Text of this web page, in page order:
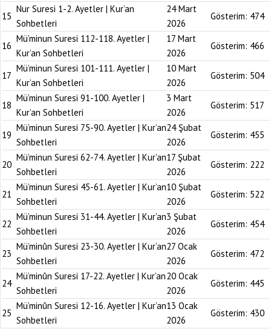
15
Nur Suresi 1-2. Ayetler | Kur’an
Sohbetleri
24 Mart
2026
Gösterim: 474
16
Mü’minun Suresi 112-118. Ayetler |
Kur’an Sohbetleri
17 Mart
2026
Gösterim: 466
17
Mü’minun Suresi 101-111. Ayetler |
Kur’an Sohbetleri
10 Mart
2026
Gösterim: 504
18
Mü’minun Suresi 91-100. Ayetler |
Kur’an Sohbetleri
3 Mart
2026
Gösterim: 517
19
Mü’minun Suresi 75-90. Ayetler | Kur’an
Sohbetleri
24 Şubat
2026
Gösterim: 455
20
Mü’minun Suresi 62-74. Ayetler | Kur’an
Sohbetleri
17 Şubat
2026
Gösterim: 222
21
Mü’minun Suresi 45-61. Ayetler | Kur’an
Sohbetleri
10 Şubat
2026
Gösterim: 522
22
Mü’minun Suresi 31-44. Ayetler | Kur’an
Sohbetleri
3 Şubat
2026
Gösterim: 454
23
Mü’minûn Suresi 23-30. Ayetler | Kur’an
Sohbetleri
27 Ocak
2026
Gösterim: 472
24
Mü’minûn Suresi 17-22. Ayetler | Kur’an
Sohbetleri
20 Ocak
2026
Gösterim: 445
25
Mü’minûn Suresi 12-16. Ayetler | Kur’an
Sohbetleri
13 Ocak
2026
Gösterim: 430